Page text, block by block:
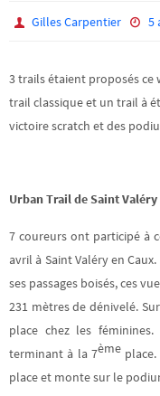
Gilles Carpentier 5
3 trails étaient proposés ce
trail classique et un trail à
victoire scratch et des
Urban Trail de Saint Valéry
7 coureurs ont participé à
avril à Saint Valéry en
ses passages boisés, ces
231 mètres de dénivelé.
place chez les
terminant à la 7èmeplace.
place et monte sur le